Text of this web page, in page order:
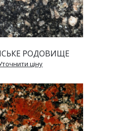
РОДОВИЩЕ
ціну